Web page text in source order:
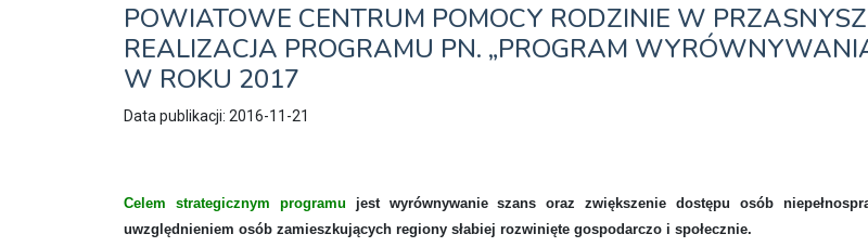
POWIATOWE CENTRUM POMOCY RODZINIE W
REALIZACJA PROGRAMU PN. „PROGRAM
W ROKU 2017
Data publikacji: 2016-11-21
Celem strategicznym programu
jest wyrównywanie szans oraz zwiększenie dostępu osób
uwzględnieniem osób zamieszkujących regiony słabiej rozwinięte gospodarczo i społecznie.